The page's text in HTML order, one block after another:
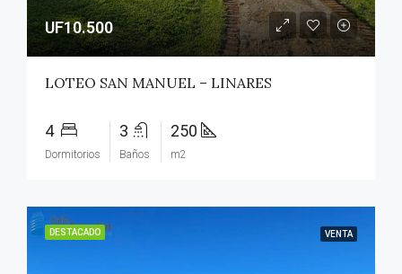
UF10.500
LOTEO SAN MANUEL – LINARES
4
Dormitorios
3
Baños
250
m2
DESTACADO VENTA